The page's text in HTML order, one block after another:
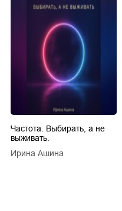
Частота. Выбирать, а не
выживать.
Ирина Ашина